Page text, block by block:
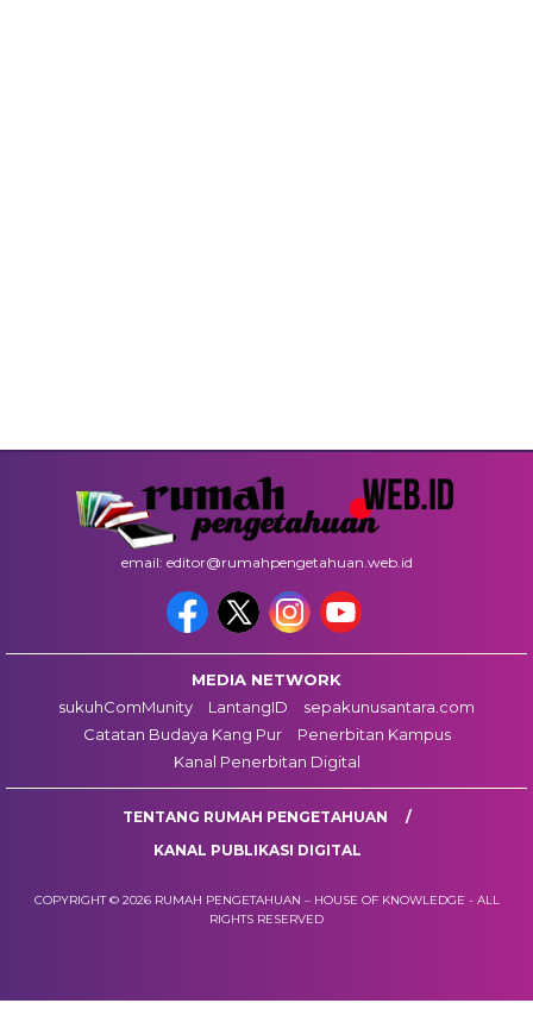
email: editor@rumahpengetahuan.web.id
MEDIA NETWORK
sukuhComMunity
LantangID
sepakunusantara.com
Catatan Budaya Kang Pur
Penerbitan Kampus
Kanal Penerbitan Digital
TENTANG RUMAH PENGETAHUAN
KANAL PUBLIKASI DIGITAL
COPYRIGHT © 2026 RUMAH PENGETAHUAN – HOUSE OF KNOWLEDGE - ALL
RIGHTS RESERVED